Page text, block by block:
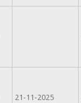
21-11-2025